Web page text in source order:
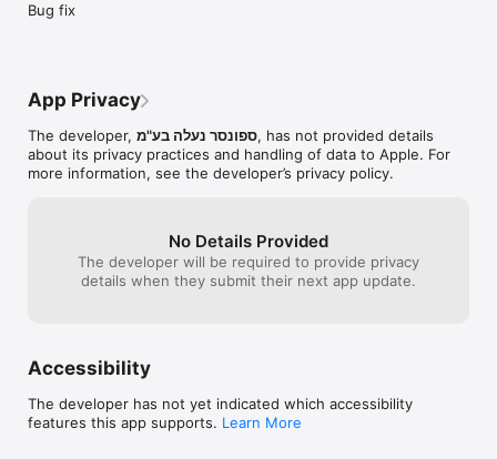
Bug fix
App Privacy
The developer, ספונסר נעלה בע"מ, has not provided details
about its privacy practices and handling of data to Apple. For
more information, see the developer’s privacy policy.
No Details Provided
The developer will be required to provide privacy
details when they submit their next app update.
Accessibility
The developer has not yet indicated which accessibility
features this app supports. Learn More